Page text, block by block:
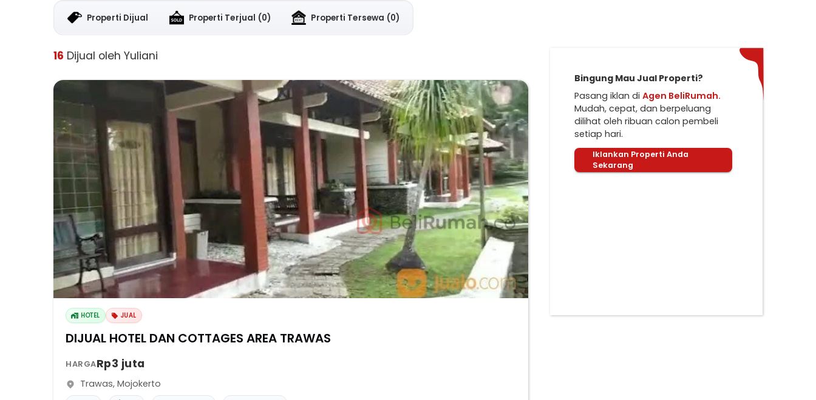
Properti Dijual Properti Terjual (0) Properti Tersewa (0)
16 Dijual oleh Yuliani
HOTEL JUAL
DIJUAL HOTEL DAN COTTAGES AREA TRAWAS
HARGARp3 juta
Trawas, Mojokerto
Bingung Mau Jual Properti?
Pasang iklan di Agen BeliRumah.
Mudah, cepat, dan berpeluang
dilihat oleh ribuan calon pembeli
setiap hari.
Iklankan Properti Anda
Sekarang